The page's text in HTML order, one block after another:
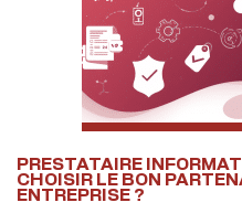
PRESTATAIRE
CHOISIR LE BON
ENTREPRISE ?